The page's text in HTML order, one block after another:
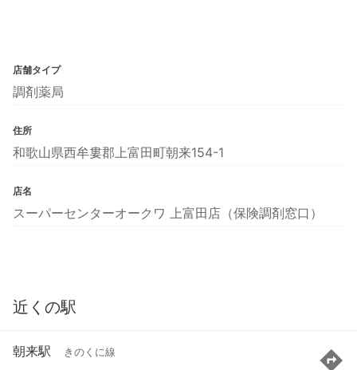
店舗タイプ
調剤薬局
住所
和歌山県西牟婁郡上富田町朝来154-1
店名
スーパーセンターオークワ 上富田店（保険調剤窓口）
近くの駅
朝来駅 きのくに線